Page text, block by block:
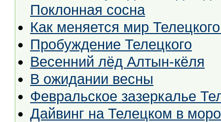
Поклонная сосна
Как меняется мир
Пробуждение Телецкого
Весенний лёд Алтын-кёля
В ожидании весны
Февральское зазеркалье
Дайвинг на Телецком в